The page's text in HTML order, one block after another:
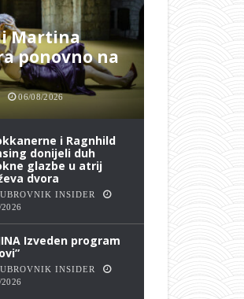
Martina
ponovno na
06/08/2026
i Ragnhild
donijeli duh
glazbe u atrij
dvora
INSIDER
Izveden program
INSIDER